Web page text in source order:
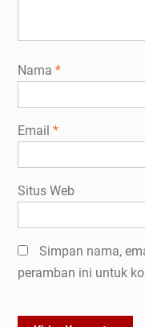
Nama *
Email *
Situs Web
Simpan nama,
peramban ini untuk